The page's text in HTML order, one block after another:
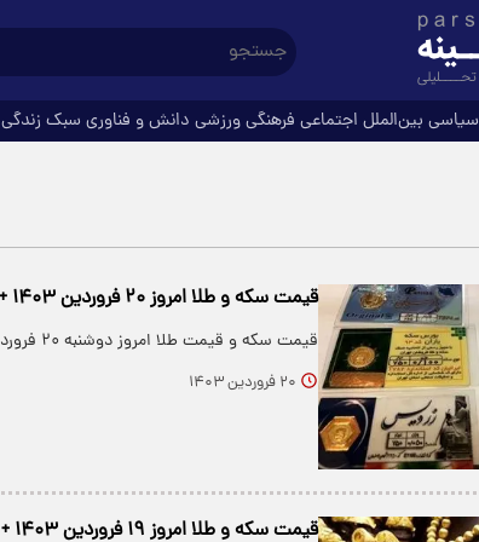
سیاسی بین‌الملل اجتماعی فرهنگیورزشی دانش و فناوری سبک زندگی
قیمت سکه و طلا امروز ۲۰ فروردین ۱۴۰۳ + جدول
قیمت سکه و قیمت طلا امروز دوشنبه ۲۰ فروردین ۱۴۰۳ را در جدول زیر مشاهده کنید.
۲۰ فروردین ۱۴۰۳
قیمت سکه و طلا امروز ۱۹ فروردین ۱۴۰۳ + جدول